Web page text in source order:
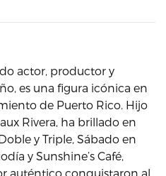
actor, productor y
es una figura icónica en
de Puerto Rico. Hijo
Rivera, ha brillado en
y Triple, Sábado en
y Sunshine’s Café,
auténtico conquistaron al